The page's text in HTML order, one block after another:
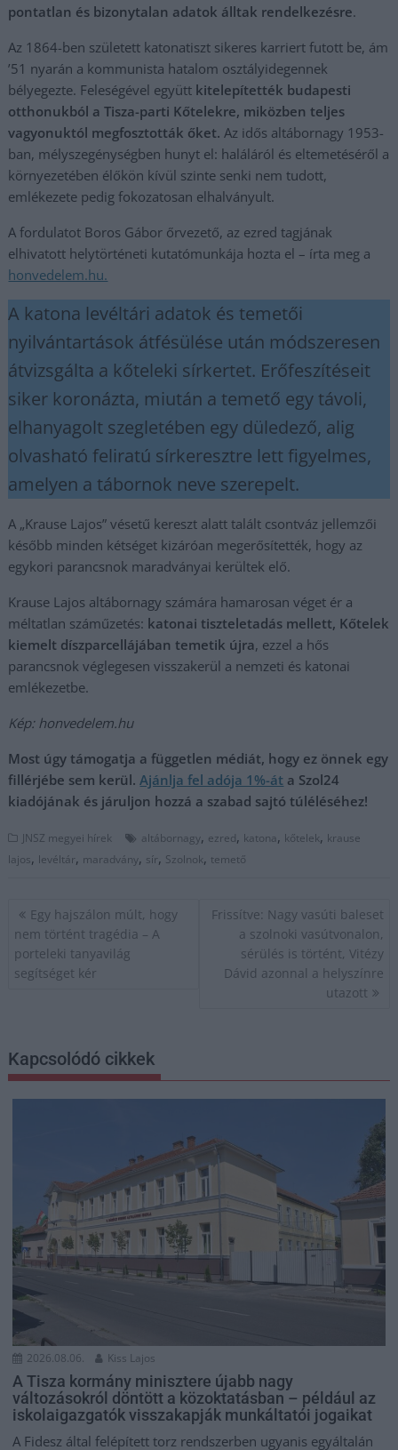
pontatlan és bizonytalan adatok álltak rendelkezésre.
Az 1864-ben született katonatiszt sikeres karriert futott be, ám
’51 nyarán a kommunista hatalom osztályidegennek
bélyegezte. Feleségével együtt kitelepítették budapesti
otthonukból a Tisza-parti Kőtelekre, miközben teljes
vagyonuktól megfosztották őket.Az idős altábornagy 1953-
ban, mélyszegénységben hunyt el: haláláról és eltemetéséről a
környezetében élőkön kívül szinte senki nem tudott,
emlékezete pedig fokozatosan elhalványult.
A fordulatot Boros Gábor őrvezető, az ezred tagjának
elhivatott helytörténeti kutatómunkája hozta el – írta meg a
honvedelem.hu.
A katona levéltári adatok és temetői
nyilvántartások átfésülése után módszeresen
átvizsgálta a kőteleki sírkertet. Erőfeszítéseit
siker koronázta, miután a temető egy távoli,
elhanyagolt szegletében egy düledező, alig
olvasható feliratú sírkeresztre lett figyelmes,
amelyen a tábornok neve szerepelt.
A „Krause Lajos” vésetű kereszt alatt talált csontváz jellemzői
később minden kétséget kizáróan megerősítették, hogy az
egykori parancsnok maradványai kerültek elő.
Krause Lajos altábornagy számára hamarosan véget ér a
méltatlan száműzetés: katonai tiszteletadás mellett, Kőtelek
kiemelt díszparcellájában temetik újra, ezzel a hős
parancsnok véglegesen visszakerül a nemzeti és katonai
emlékezetbe.
Kép: honvedelem.hu
Most úgy támogatja a független médiát, hogy ez önnek egy
fillérjébe sem kerül.Ajánlja fel adója 1%-át a Szol24
kiadójának és járuljon hozzá a szabad sajtó túléléséhez!
JNSZ megyei hírek altábornagy, ezred, katona, kőtelek, krause
lajos, levéltár, maradvány, sír, Szolnok, temető
Bejegyzés
navigáció
Egy hajszálon múlt, hogy
nem történt tragédia – A
porteleki tanyavilág
segítséget kér
Frissítve: Nagy vasúti baleset
a szolnoki vasútvonalon,
sérülés is történt, Vitézy
Dávid azonnal a helyszínre
utazott
Kapcsolódó cikkek
2026.08.06. Kiss Lajos
A Tisza kormány minisztere újabb nagy
változásokról döntött a közoktatásban – például az
iskolaigazgatók visszakapják munkáltatói jogaikat
A Fidesz által felépített torz rendszerben ugyanis egyáltalán